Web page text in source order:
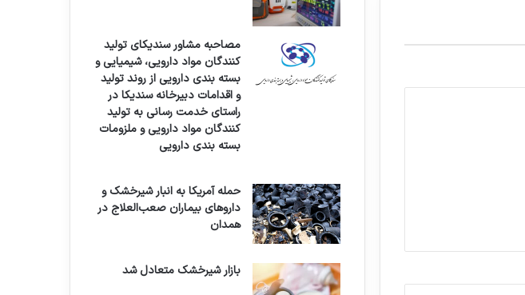
مصاحبه مشاور سندیکای تولید
کنندگان مواد دارویی، شیمیایی و
بسته بندی دارویی از روند تولید
و اقدامات دبیرخانه سندیکا در
راستای خدمت رسانی به تولید
کنندگان مواد دارویی و ملزومات
بسته بندی دارویی
حمله آمریکا به انبار شیرخشک و
داروهای بیماران صعب‌العلاج در
همدان
بازار شیرخشک متعادل شد